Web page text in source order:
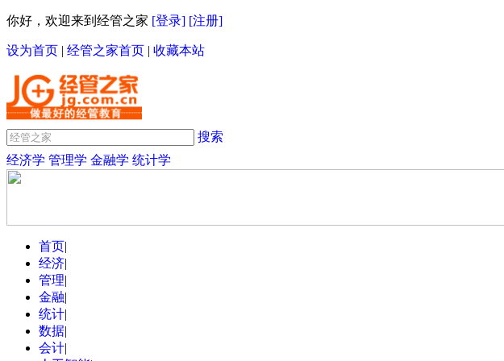
你好，欢迎来到经管之家 [登录] [注册]
设为首页 | 经管之家首页 | 收藏本站
搜索
经济学 管理学 金融学 统计学
首页|
经济|
管理|
金融|
统计|
数据|
会计|